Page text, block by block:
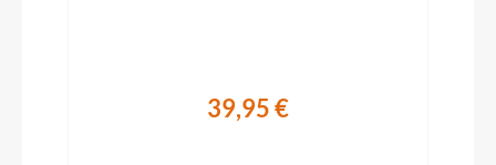
Gewicht
18kg
39,95 €